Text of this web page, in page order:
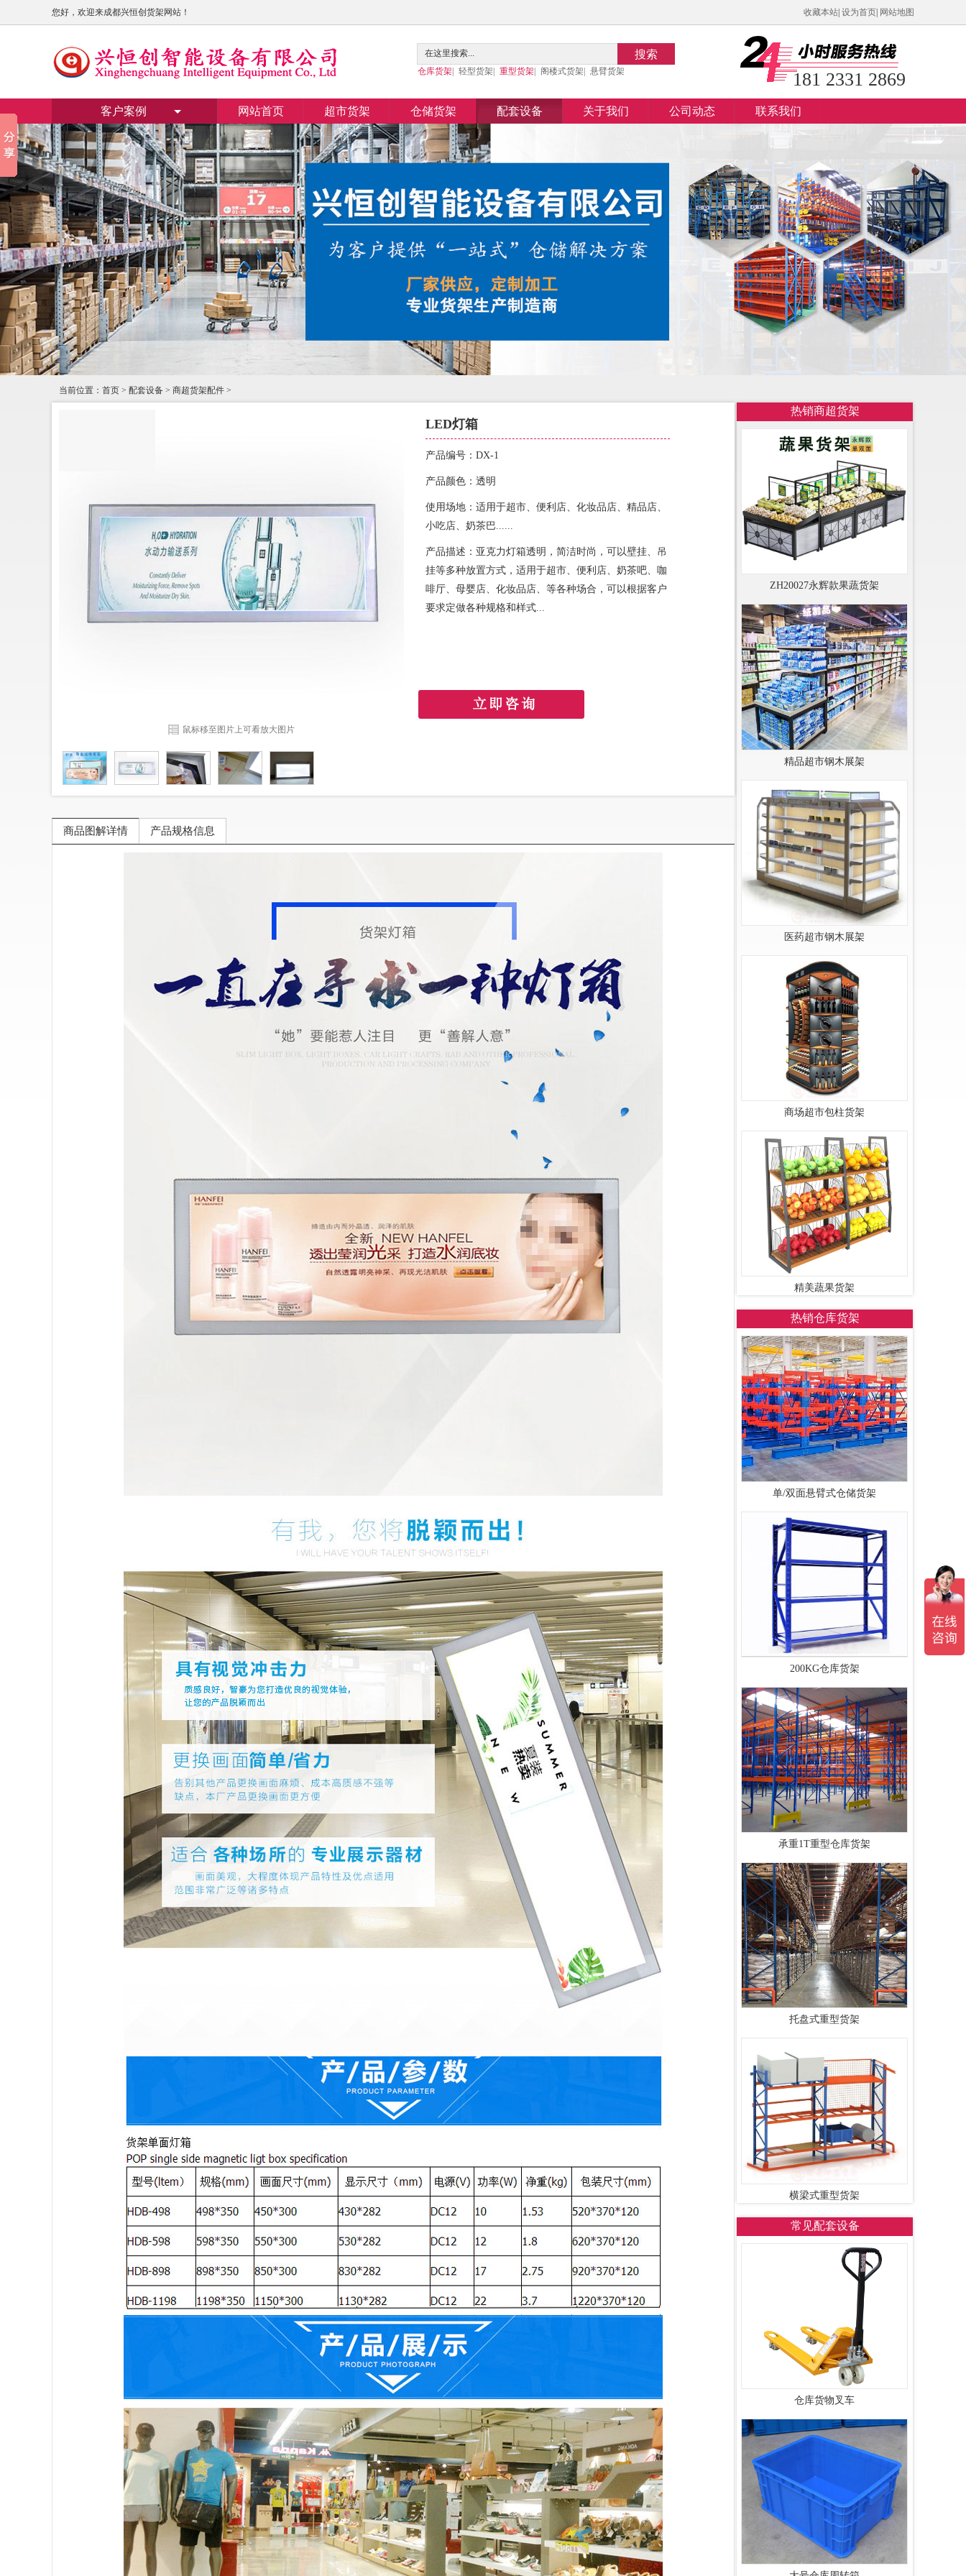
您好，欢迎来成都兴恒创货架网站！ 收藏本站 设为首页 网站地图
搜索
仓库货架 轻型货架 重型货架 阁楼式货架 悬臂货架 181 2331 2869
客户案例 网站首页 超市货架 仓储货架 配套设备 关于我们 公司动态 联系我们
当前位置： 首页 > 配套设备 > 商超货架配件 >
热销商超货架
ZH20027永辉款果蔬货架
精品超市钢木展架
医药超市钢木展架
商场超市包柱货架
精美蔬果货架
热销仓库货架
单/双面悬臂式仓储货架
200KG仓库货架
承重1T重型仓库货架
托盘式重型货架
横梁式重型货架
常见配套设备
仓库货物叉车
鼠标移至图片上可看放大图片
LED灯箱
产品编号：DX-1
产品颜色：透明
使用场地：适用于超市、便利店、化妆品店、精品店、
小吃店、奶茶巴......
产品描述：亚克力灯箱透明，简洁时尚，可以壁挂、吊
挂等多种放置方式，适用于超市、便利店、奶茶吧、咖
啡厅、母婴店、化妆品店、等各种场合，可以根据客户
要求定做各种规格和样式...
商品图解详情 产品规格信息